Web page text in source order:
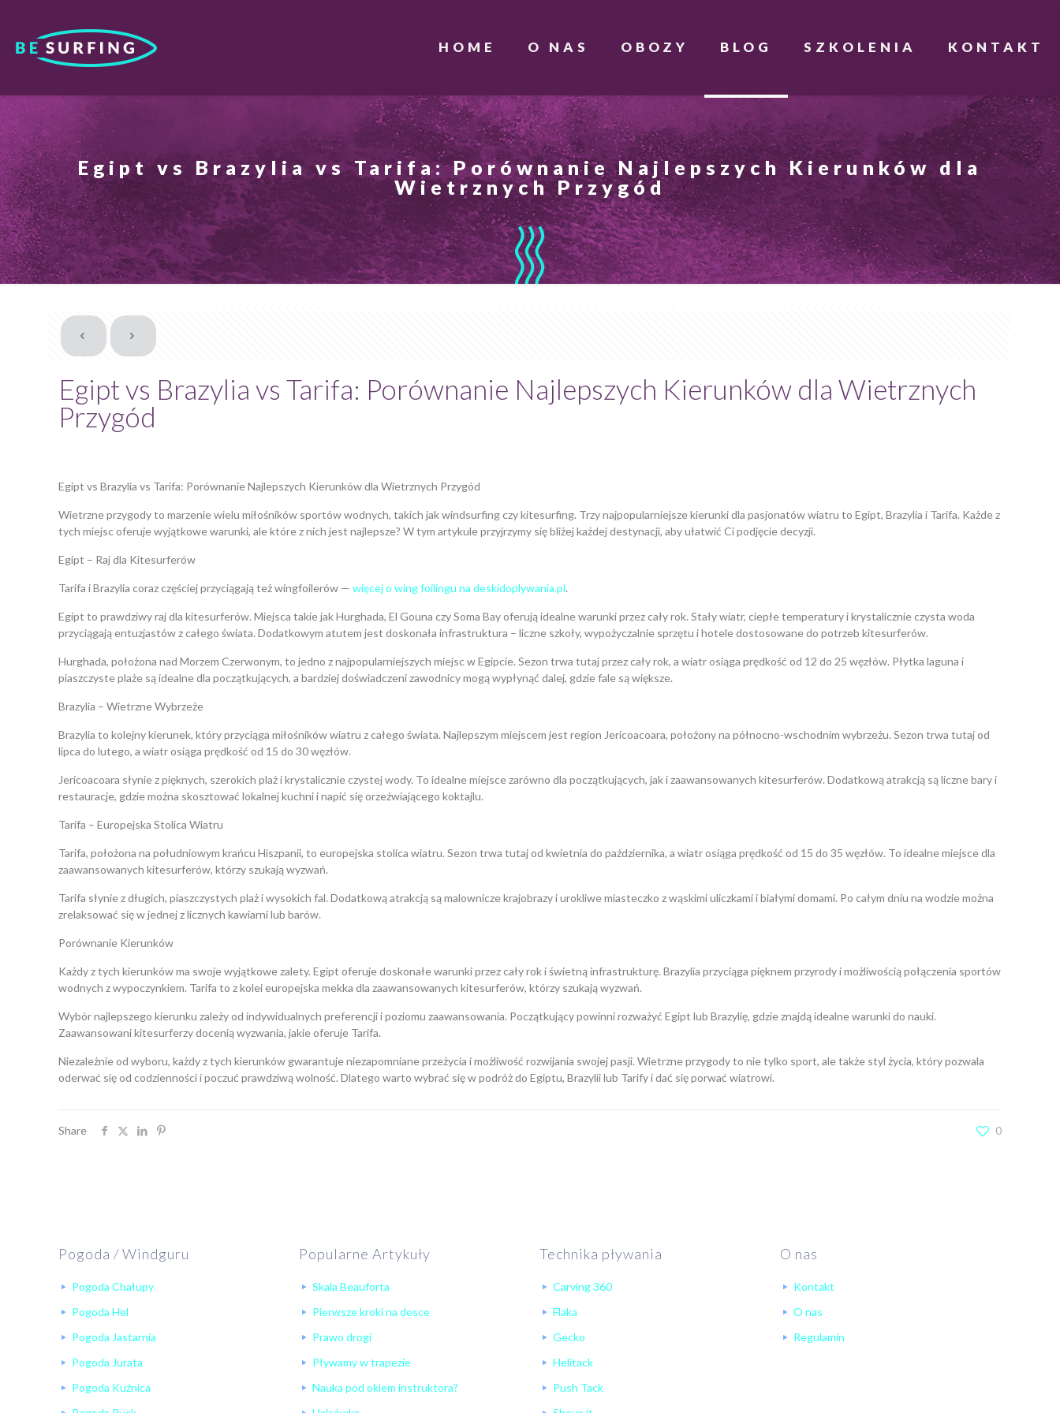
HOME O NAS OBOZY BLOG SZKOLENIA KONTAKT
Egipt vs Brazylia vs Tarifa: Porównanie Najlepszych Kierunków dla
Wietrznych Przygód
Egipt vs Brazylia vs Tarifa: Porównanie Najlepszych Kierunków dla Wietrznych
Przygód
Egipt vs Brazylia vs Tarifa: Porównanie Najlepszych Kierunków dla Wietrznych Przygód
Wietrzne przygody to marzenie wielu miłośników sportów wodnych, takich jak windsurfing czy kitesurfing. Trzy najpopularniejsze kierunki dla pasjonatów wiatru to Egipt, Brazylia i Tarifa. Każde z
tych miejsc oferuje wyjątkowe warunki, ale które z nich jest najlepsze? W tym artykule przyjrzymy się bliżej każdej destynacji, aby ułatwić Ci podjęcie decyzji.
Egipt – Raj dla Kitesurferów
Tarifa i Brazylia coraz częściej przyciągają też wingfoilerów —więcej o wing foilingu na deskidoplywania.pl.
Egipt to prawdziwy raj dla kitesurferów. Miejsca takie jak Hurghada, El Gouna czy Soma Bay oferują idealne warunki przez cały rok. Stały wiatr, ciepłe temperatury i krystalicznie czysta woda
przyciągają entuzjastów z całego świata. Dodatkowym atutem jest doskonała infrastruktura – liczne szkoły, wypożyczalnie sprzętu i hotele dostosowane do potrzeb kitesurferów.
Hurghada, położona nad Morzem Czerwonym, to jedno z najpopularniejszych miejsc w Egipcie. Sezon trwa tutaj przez cały rok, a wiatr osiąga prędkość od 12 do 25 węzłów. Płytka laguna i
piaszczyste plaże są idealne dla początkujących, a bardziej doświadczeni zawodnicy mogą wypłynąć dalej, gdzie fale są większe.
Brazylia – Wietrzne Wybrzeże
Brazylia to kolejny kierunek, który przyciąga miłośników wiatru z całego świata. Najlepszym miejscem jest region Jericoacoara, położony na północno-wschodnim wybrzeżu. Sezon trwa tutaj od
lipca do lutego, a wiatr osiąga prędkość od 15 do 30 węzłów.
Jericoacoara słynie z pięknych, szerokich plaż i krystalicznie czystej wody. To idealne miejsce zarówno dla początkujących, jak i zaawansowanych kitesurferów. Dodatkową atrakcją są liczne bary i
restauracje, gdzie można skosztować lokalnej kuchni i napić się orzeźwiającego koktajlu.
Tarifa – Europejska Stolica Wiatru
Tarifa, położona na południowym krańcu Hiszpanii, to europejska stolica wiatru. Sezon trwa tutaj od kwietnia do października, a wiatr osiąga prędkość od 15 do 35 węzłów. To idealne miejsce dla
zaawansowanych kitesurferów, którzy szukają wyzwań.
Tarifa słynie z długich, piaszczystych plaż i wysokich fal. Dodatkową atrakcją są malownicze krajobrazy i urokliwe miasteczko z wąskimi uliczkami i białymi domami. Po całym dniu na wodzie można
zrelaksować się w jednej z licznych kawiarni lub barów.
Porównanie Kierunków
Każdy z tych kierunków ma swoje wyjątkowe zalety. Egipt oferuje doskonałe warunki przez cały rok i świetną infrastrukturę. Brazylia przyciąga pięknem przyrody i możliwością połączenia sportów
wodnych z wypoczynkiem. Tarifa to z kolei europejska mekka dla zaawansowanych kitesurferów, którzy szukają wyzwań.
Wybór najlepszego kierunku zależy od indywidualnych preferencji i poziomu zaawansowania. Początkujący powinni rozważyć Egipt lub Brazylię, gdzie znajdą idealne warunki do nauki.
Zaawansowani kitesurferzy docenią wyzwania, jakie oferuje Tarifa.
Niezależnie od wyboru, każdy z tych kierunków gwarantuje niezapomniane przeżycia i możliwość rozwijania swojej pasji. Wietrzne przygody to nie tylko sport, ale także styl życia, który pozwala
oderwać się od codzienności i poczuć prawdziwą wolność. Dlatego warto wybrać się w podróż do Egiptu, Brazylii lub Tarify i dać się porwać wiatrowi.
Share 0
Pogoda / Windguru
Pogoda Chałupy
Pogoda Hel
Pogoda Jastarnia
Pogoda Jurata
Pogoda Kuźnica
Popularne Artykuły
Skala Beauforta
Pierwsze kroki na desce
Prawo drogi
Pływamy w trapezie
Nauka pod okiem instruktora?
Technika pływania
Carving 360
Flaka
Gecko
Helitack
Push Tack
O nas
Kontakt
O nas
Regulamin